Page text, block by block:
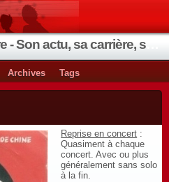
Archives Tags
Reprise en concert :
Quasiment à chaque
concert. Avec ou plus
généralement sans solo
à la fin.